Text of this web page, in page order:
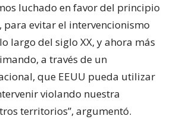
luchado en favor del principio
para evitar el intervencionismo
largo del siglo XX, y ahora más
a través de un
que EEUU pueda utilizar
violando nuestra
territorios”, argumentó.